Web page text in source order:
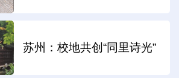
苏州：校地共创“同里诗光”